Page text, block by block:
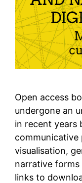
Open access
undergone an
in recent years
visualisation,
narrative
links to